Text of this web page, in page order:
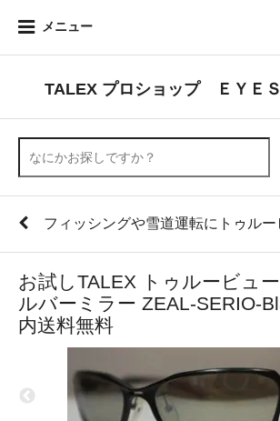
メニュー
TALEX プロショップ ＥＹＥＳ
フィッシングや雪道運転にトゥル
お試しTALEX トゥルービュ
ルバーミラー ZEAL-SERIO-
内送料無料